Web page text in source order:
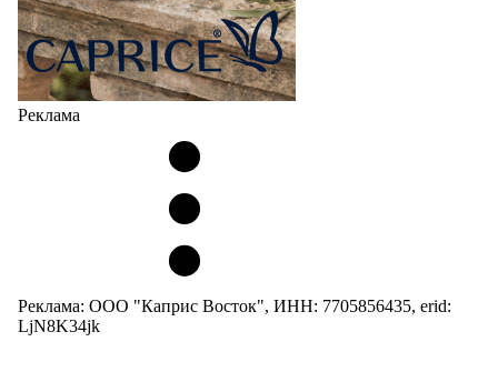
Реклама
Реклама: ООО "Каприс Восток", ИНН: 7705856435, erid:
LjN8K34jk